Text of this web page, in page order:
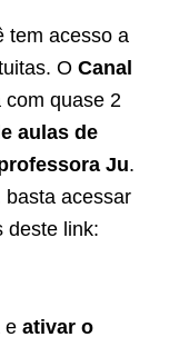
tem acesso a
O Canal
com quase 2
aulas de
Ju.
basta acessar
deste link:
e ativar o